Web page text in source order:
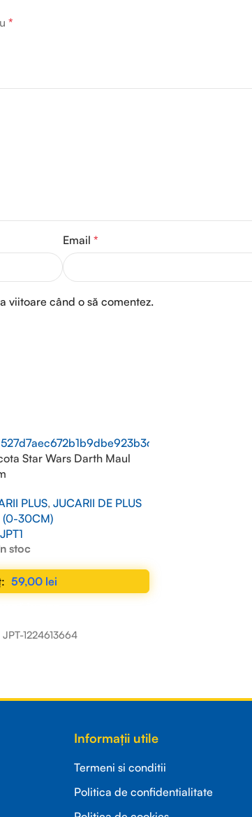
*
Email *
viitoare când o să comentez.
Star Wars Darth Maul
PLUS, JUCARII DE PLUS
(0-30CM)
JPT1
stoc
59,00 lei
JPT-1224613664
Informații utile
Termeni si conditii
Politica de confidentialitate